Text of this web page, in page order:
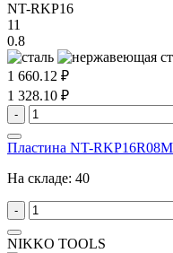
NT-RKP16
11
0.8
1 660.12 ₽
1 328.10 ₽
-
Пластина NT-
На складе: 40
-
NIKKO TOOLS